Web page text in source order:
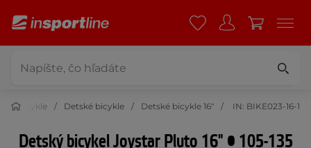
Bicykle Detské bicykle Detské bicykle 16" IN: BIKE023-16-1
Detský bicykel Joystar Pluto 16" • 105-135